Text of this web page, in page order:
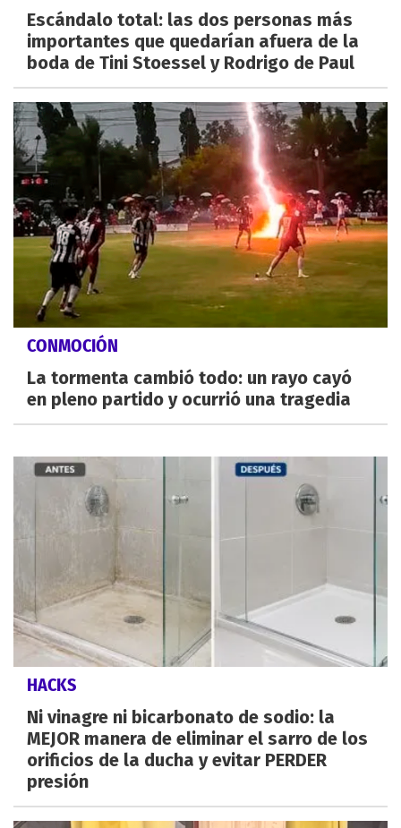
Escándalo total: las dos personas más
importantes que quedarían afuera de la
boda de Tini Stoessel y Rodrigo de Paul
CONMOCIÓN
La tormenta cambió todo: un rayo cayó
en pleno partido y ocurrió una tragedia
HACKS
Ni vinagre ni bicarbonato de sodio: la
MEJOR manera de eliminar el sarro de los
orificios de la ducha y evitar PERDER
presión